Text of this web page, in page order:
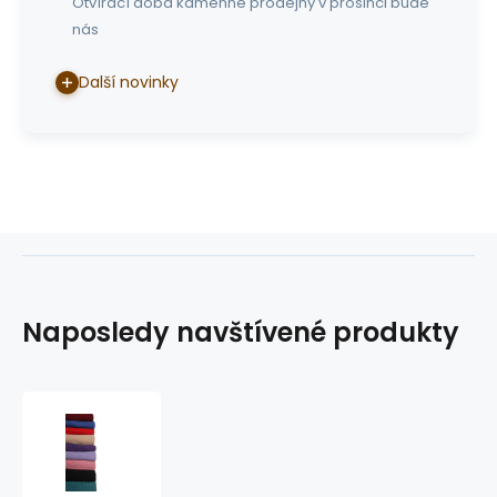
nás
Další novinky
Naposledy navštívené produkty